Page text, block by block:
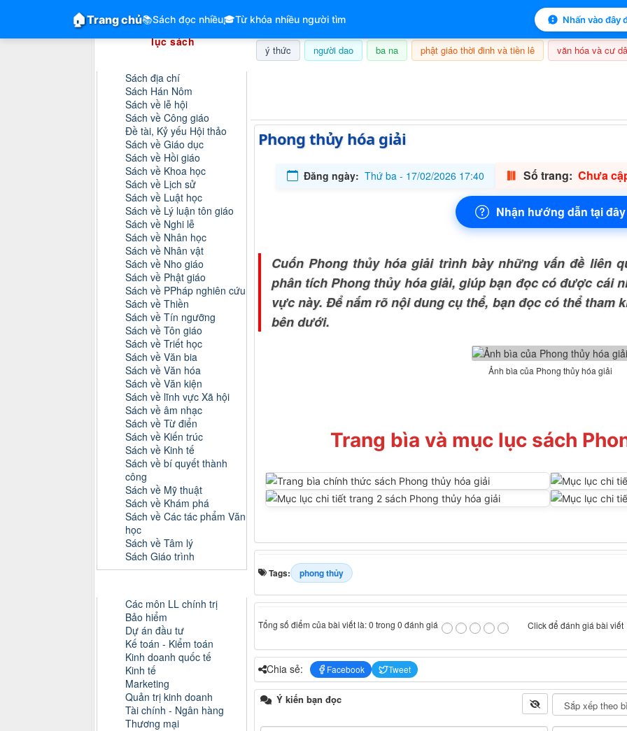
🏠Trang chủ📚Sách đọc nhiều🎓Từ khóa nhiều người tìm Nhấn vào đây
ý thức người dao ba na phật giáo thời đinh và tiền lê văn hóa và cư
Phong thủy hóa giải
Đăng ngày: Thứ ba - 17/02/2026 17:40 Số trang: Chưa
Nhận hướng dẫn tại đây
Cuốn Phong thủy hóa giải trình bày những vấn đề liên
phân tích Phong thủy hóa giải, giúp bạn đọc có được cái
vực này. Để nắm rõ nội dung cụ thể, bạn đọc có thể tham
bên dưới.
Ảnh bìa của Phong thủy hóa giải
Trang bìa và mục lục sách
Tags: phong thủy
Tổng số điểm của bài viết là: 0 trong 0 đánh giá Click để đánh giá bài viết
Chia sẻ: Facebook Tweet
Ý kiến bạn đọc
Hệ thống hóa tài liệu & mục
lục sách
Sách địa chí
Sách Hán Nôm
Sách về lễ hội
Sách về Công giáo
Đề tài, Kỷ yếu Hội thảo
Sách về Giáo dục
Sách về Hồi giáo
Sách về Khoa học
Sách về Lịch sử
Sách về Luật học
Sách về Lý luận tôn giáo
Sách về Nghi lễ
Sách về Nhân học
Sách về Nhân vật
Sách về Nho giáo
Sách về Phật giáo
Sách về PPháp nghiên cứu
Sách về Thiền
Sách về Tín ngưỡng
Sách về Tôn giáo
Sách về Triết học
Sách về Văn bia
Sách về Văn hóa
Sách về Văn kiện
Sách về lĩnh vực Xã hội
Sách về âm nhạc
Sách về Từ điển
Sách về Kiến trúc
Sách về Kinh tế
Sách về bí quyết thành
công
Sách về Mỹ thuật
Sách về Khám phá
Sách về Các tác phẩm Văn
học
Sách về Tâm lý
Sách Giáo trình
Các môn LL chính trị
Bảo hiểm
Dự án đầu tư
Kế toán - Kiểm toán
Kinh doanh quốc tế
Kinh tế
Marketing
Quản trị kinh doanh
Tài chính - Ngân hàng
Thương mại